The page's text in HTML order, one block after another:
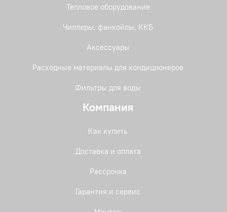
Тепловое оборудование
Чиллеры, фанкойлы, ККБ
Аксессуары
Расходные материалы для кондиционеров
Фильтры для воды
Компания
Как купить
Доставка и оплата
Рассрочка
Гарантия и сервис